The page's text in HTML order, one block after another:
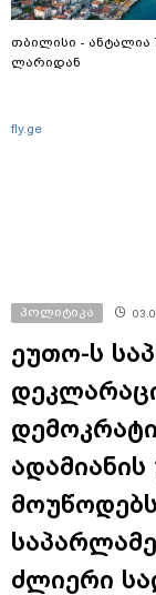
თბილისი - ანტალია
ლარიდან
fly.ge
პოლიტიკა
ეუთო-ს
ძლიერი